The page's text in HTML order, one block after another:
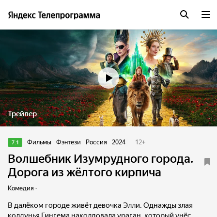
Трейлер
7.1 Фильмы Фэнтези Россия 2024 12+
Волшебник Изумрудного города.
Дорога из жёлтого кирпича
Комедия ·
В далёком городе живёт девочка Элли. Однажды злая